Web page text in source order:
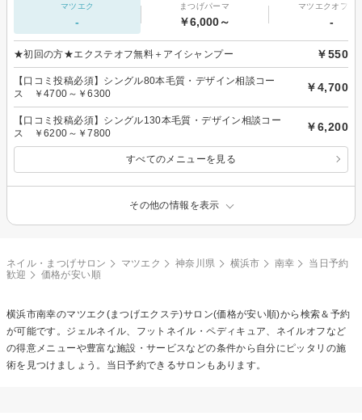
マツエク
-
まつげパーマ
￥6,000～
マツエクオフの
-
★初回の方★エクステオフ無料＋アイシャンプー ￥550
【口コミ投稿必須】シングル80本毛質・デザイン相談コー
ス ￥4700～￥6300
￥4,700
【口コミ投稿必須】シングル130本毛質・デザイン相談コー
ス ￥6200～￥7800
￥6,200
すべてのメニューを見る
その他の情報を表示
ネイル・まつげサロン マツエク 神奈川県 横浜市 南幸
当日予約
歓迎
価格が安い順
横浜市南幸のマツエク(まつげエクステ)サロン(価格が安い順)から検索＆予約
が可能です。ジェルネイル、フットネイル・ペディキュア、ネイルオフなど
の得意メニューや豊富な施設・サービスなどの条件から自分にピッタリの施
術を見つけましょう。当日予約できるサロンもあります。